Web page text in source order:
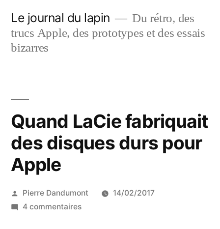
contenu
Le journal du lapin
Du rétro, des
trucs Apple, des prototypes et des essais
bizarres
Quand LaCie fabriquait
des disques durs pour
Apple
Publié
par
Pierre Dandumont
14/02/2017
4 commentairessur